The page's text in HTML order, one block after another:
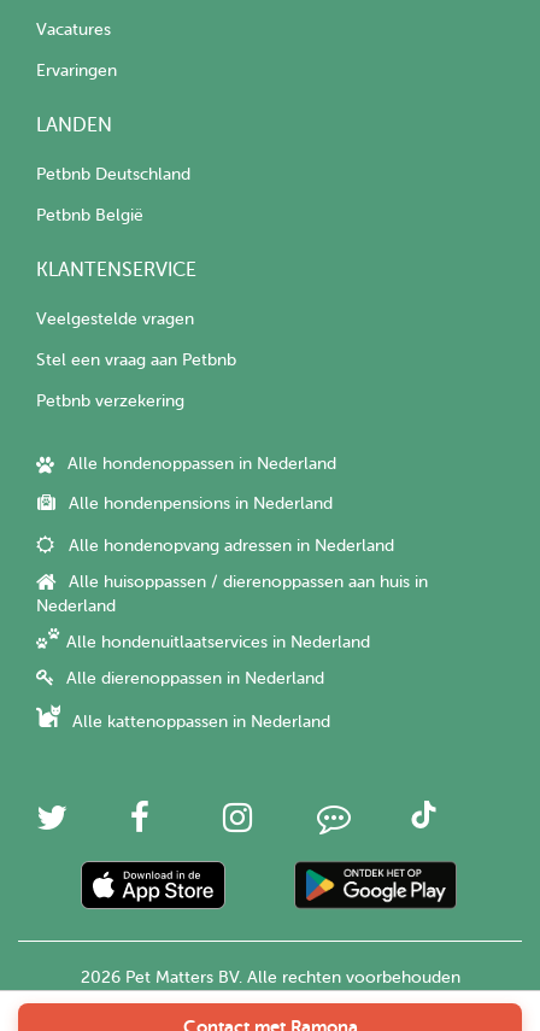
Vacatures
Ervaringen
LANDEN
Petbnb Deutschland
Petbnb België
KLANTENSERVICE
Veelgestelde vragen
Stel een vraag aan Petbnb
Petbnb verzekering
Alle hondenoppassen in Nederland
Alle hondenpensions in Nederland
Alle hondenopvang adressen in Nederland
Alle huisoppassen / dierenoppassen aan huis in
Nederland
Alle hondenuitlaatservices in Nederland
Alle dierenoppassen in Nederland
Alle kattenoppassen in Nederland
2026 Pet Matters BV. Alle rechten voorbehouden